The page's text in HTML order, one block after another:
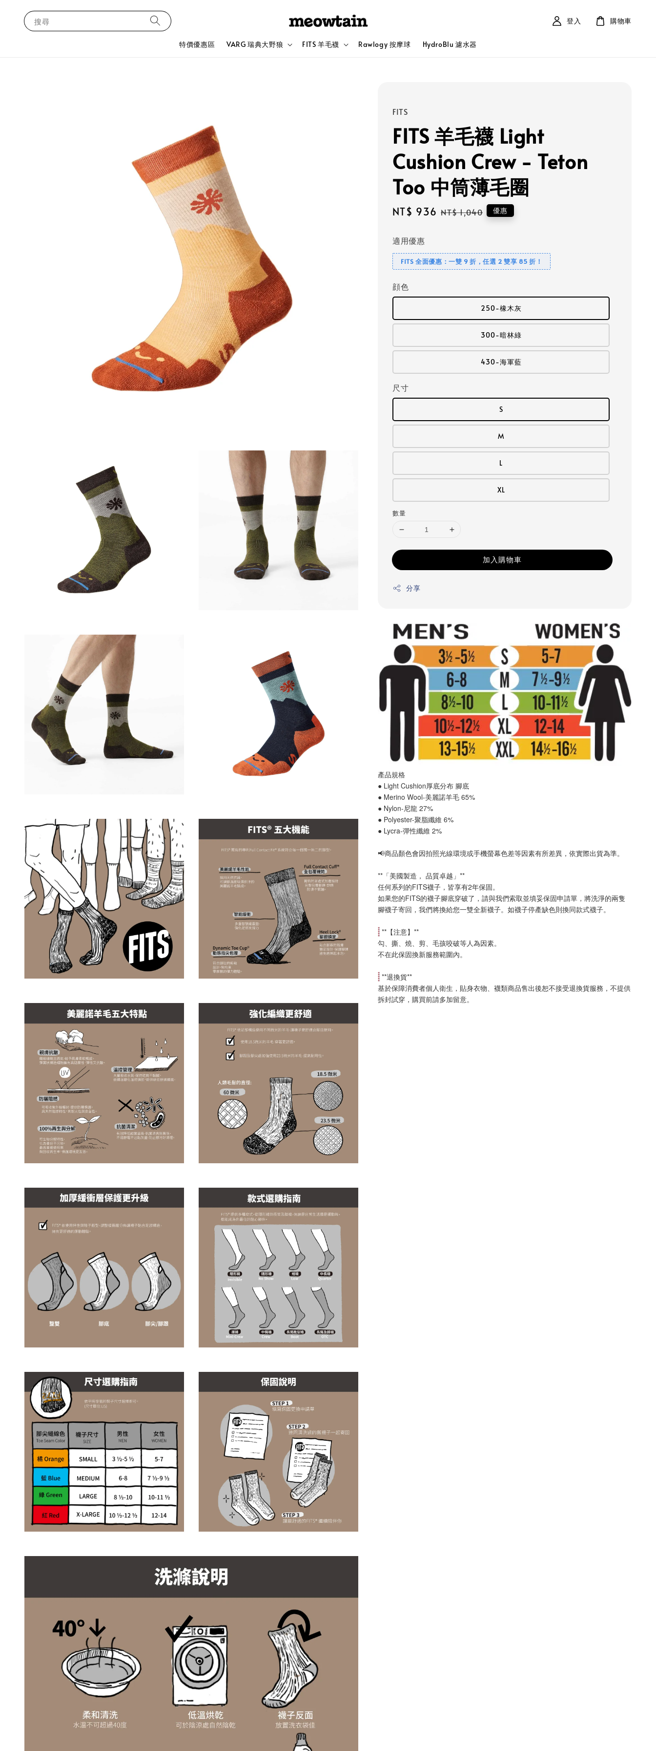
搜尋
特價優惠區 VARG 瑞典大野狼 FITS 羊毛襪 Rawlogy 按摩球 HydroBlu 濾水器
登入 購物車
FITS
FITS 羊毛襪 Light
Cushion Crew - Teton
Too 中筒薄毛圈
Sale
NT$ 936 Regular
NT$ 1,040 優惠
適用優惠
FITS 全面優惠：一雙 9 折，任選 2 雙享 85 折！
顔色
250-橡木灰
300-暗林綠
430-海軍藍
尺寸
S
M
L
XL
數量
加入購物車
分享
產品規格
● Light Cushion厚底分布 腳底
● Merino Wool-美麗諾羊毛 65%
● Nylon-尼龍 27%
● Polyester-聚脂纖維 6%
● Lycra-彈性纖維 2%
📢商品顏色會因拍照光線環境或手機螢幕色差等因素有所差異，依實際出貨為準。
**「美國製造， 品質卓越」**
任何系列的FITS襪子，皆享有2年保固。
如果您的FITS的襪子腳底穿破了，請與我們索取並填妥保固申請單，將洗淨的兩隻
腳襪子寄回，我們將換給您一雙全新襪子。如襪子停產缺色則換同款式襪子。
**【注意】**
勾、撕、燒、剪、毛孩咬破等人為因素。
不在此保固換新服務範圍內。
**退換貨**
基於保障消費者個人衛生，貼身衣物、襪類商品售出後恕不接受退換貨服務，不提供
拆封試穿，購買前請多加留意。